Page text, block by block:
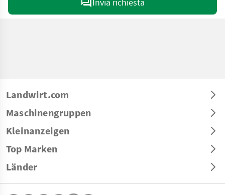
Landwirt.com
Maschinengruppen
Kleinanzeigen
Top Marken
Länder